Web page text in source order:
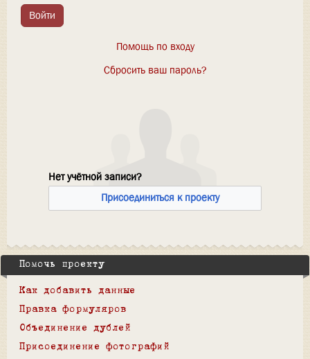
Войти
Помощь по входу
Сбросить ваш пароль?
Нет учётной записи?
Присоединиться к проекту
Помочь проекту
Как добавить данные
Правка формуляров
Объединение дублей
Присоединение фотографий